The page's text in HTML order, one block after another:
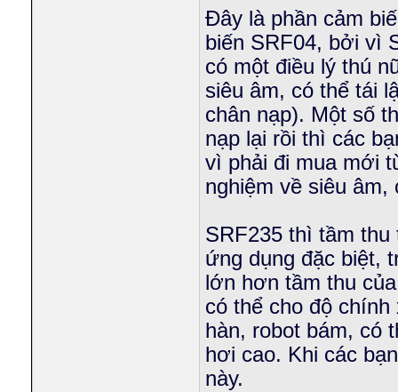
Đây là phần cảm
biến SRF04, bởi vì
có một điều lý thú
siêu âm, có thể tái
chân nạp). Một số
nạp lại rồi thì các
vì phải đi mua mới
nghiệm về siêu âm,
SRF235 thì tầm thu
ứng dụng đặc biệt,
lớn hơn tầm thu
có thể cho độ
hàn, robot bám, có
hơi cao. Khi các
này.